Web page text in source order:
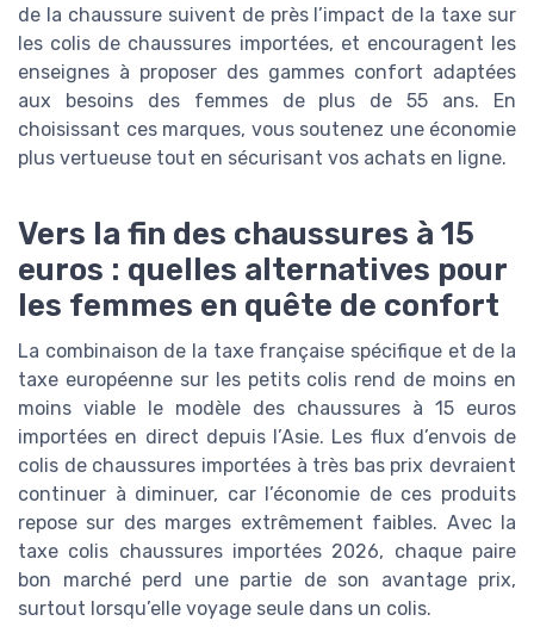
de la chaussure suivent de près l’impact de la taxe sur
les colis de chaussures importées, et encouragent les
enseignes à proposer des gammes confort adaptées
aux besoins des femmes de plus de 55 ans. En
choisissant ces marques, vous soutenez une économie
plus vertueuse tout en sécurisant vos achats en ligne.
Vers la fin des chaussures à 15
euros : quelles alternatives pour
les femmes en quête de confort
La combinaison de la taxe française spécifique et de la
taxe européenne sur les petits colis rend de moins en
moins viable le modèle des chaussures à 15 euros
importées en direct depuis l’Asie. Les flux d’envois de
colis de chaussures importées à très bas prix devraient
continuer à diminuer, car l’économie de ces produits
repose sur des marges extrêmement faibles. Avec la
taxe colis chaussures importées 2026, chaque paire
bon marché perd une partie de son avantage prix,
surtout lorsqu’elle voyage seule dans un colis.